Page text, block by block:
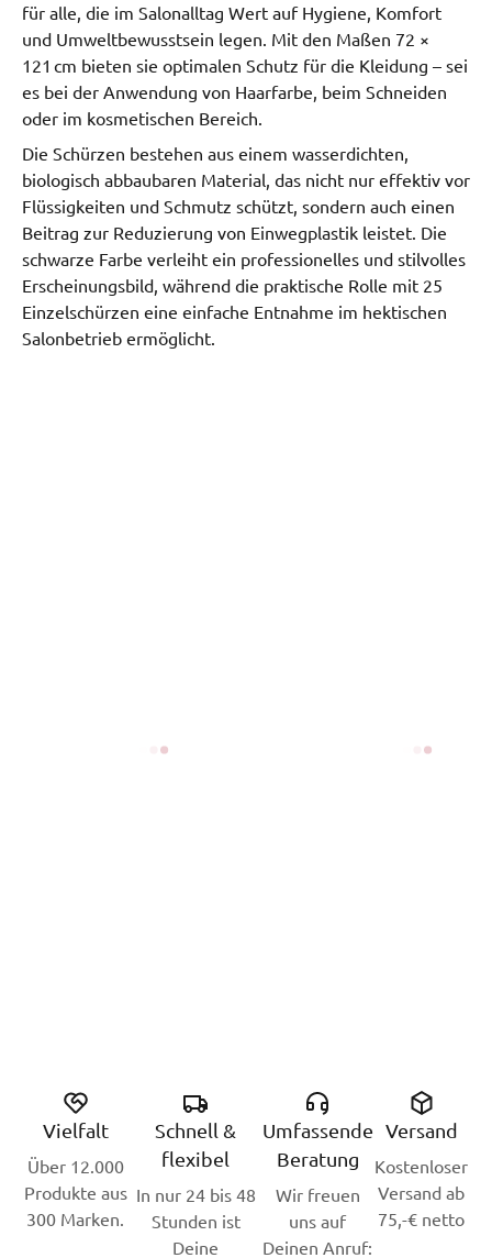
für alle, die im Salonalltag Wert auf Hygiene, Komfort
und Umweltbewusstsein legen. Mit den Maßen 72 ×
121 cm bieten sie optimalen Schutz für die Kleidung – sei
es bei der Anwendung von Haarfarbe, beim Schneiden
oder im kosmetischen Bereich.
Die Schürzen bestehen aus einem wasserdichten,
biologisch abbaubaren Material, das nicht nur effektiv vor
Flüssigkeiten und Schmutz schützt, sondern auch einen
Beitrag zur Reduzierung von Einwegplastik leistet. Die
schwarze Farbe verleiht ein professionelles und stilvolles
Erscheinungsbild, während die praktische Rolle mit 25
Einzelschürzen eine einfache Entnahme im hektischen
Salonbetrieb ermöglicht.
Vielfalt
Über 12.000
Produkte aus
300 Marken.
Schnell &
flexibel
In nur 24 bis 48
Stunden ist
Deine
Umfassende
Beratung
Wir freuen
uns auf
Deinen Anruf:
Versand
Kostenloser
Versand ab
75,-€ netto